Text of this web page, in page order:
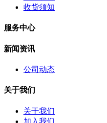
收货须知
服务中心
新闻资讯
公司动态
关于我们
关于我们
加入我们